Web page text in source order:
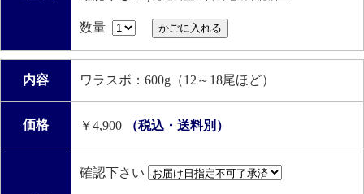
数量
内容 ワラスボ：600g（12～18尾ほど）
価格 ￥4,900 （税込・送料別）
確認下さい